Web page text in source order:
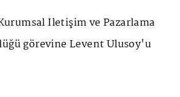
İletişim ve Pazarlama
görevine Levent Ulusoy'u